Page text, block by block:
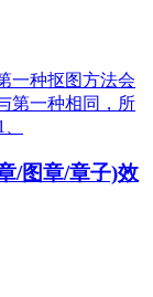
一种抠图方法会
第一种相同，所
/图章/章子)效